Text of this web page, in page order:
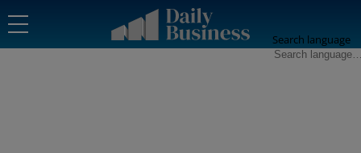
Search language